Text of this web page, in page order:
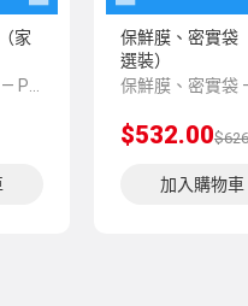
家
保鮮膜、密實袋
選裝）
$532.00
加入購物車